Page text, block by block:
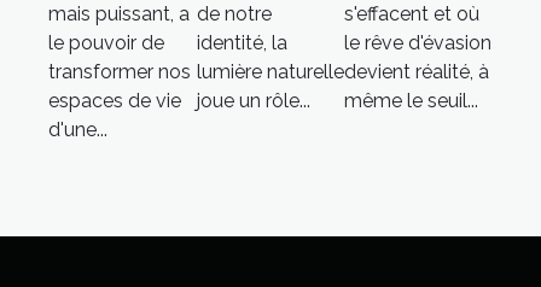
mais puissant, a
le pouvoir de
transformer nos
espaces de vie
d'une...
de notre
identité, la
lumière naturelle
joue un rôle...
s'effacent et où
le rêve d'évasion
devient réalité, à
même le seuil...